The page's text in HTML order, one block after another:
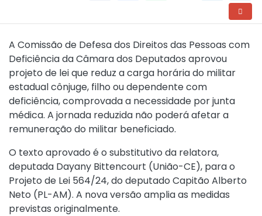
A Comissão de Defesa dos Direitos das Pessoas com
Deficiência da Câmara dos Deputados aprovou
projeto de lei que reduz a carga horária do militar
estadual cônjuge, filho ou dependente com
deficiência, comprovada a necessidade por junta
médica. A jornada reduzida não poderá afetar a
remuneração do militar beneficiado.
O texto aprovado é o substitutivo da relatora,
deputada Dayany Bittencourt (União-CE), para o
Projeto de Lei 564/24, do deputado Capitão Alberto
Neto (PL-AM). A nova versão amplia as medidas
previstas originalmente.